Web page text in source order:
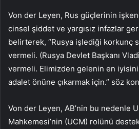
Von der Leyen, Rus güçlerinin
cinsel şiddet ve yargısız infazlar
belirterek, “Rusya işlediği korkunç
vermeli. (Rusya Devlet Başkanı
vermeli. Elimizden gelenin en iyisini
adalet önüne çıkarmak için.” söz
Von der Leyen, AB’nin bu nedenle
Mahkemesi’nin (UCM) rolünü